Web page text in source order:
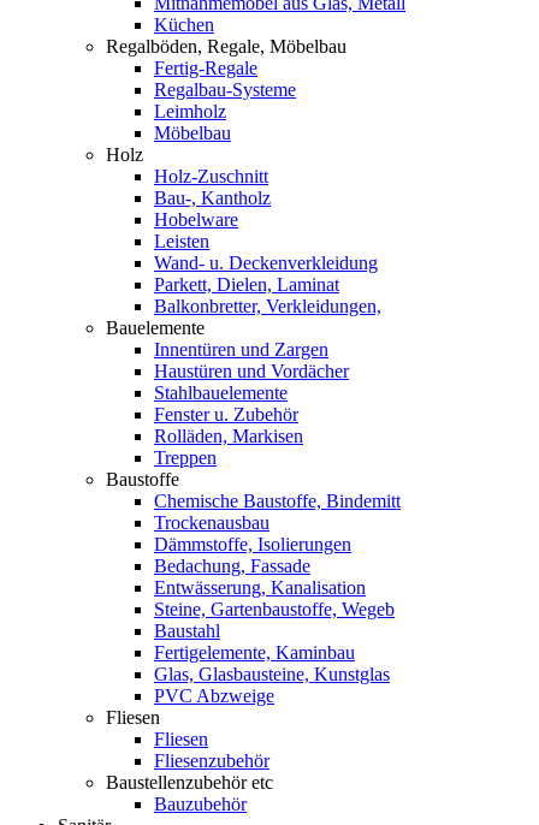
Küchen
Regalböden, Regale, Möbelbau
Fertig-Regale
Regalbau-Systeme
Leimholz
Möbelbau
Holz
Holz-Zuschnitt
Bau-, Kantholz
Hobelware
Leisten
Wand- u. Deckenverkleidung
Parkett, Dielen, Laminat
Balkonbretter, Verkleidungen,
Bauelemente
Innentüren und Zargen
Haustüren und Vordächer
Stahlbauelemente
Fenster u. Zubehör
Rolläden, Markisen
Treppen
Baustoffe
Chemische Baustoffe, Bindemitt
Trockenausbau
Dämmstoffe, Isolierungen
Bedachung, Fassade
Entwässerung, Kanalisation
Steine, Gartenbaustoffe, Wegeb
Baustahl
Fertigelemente, Kaminbau
Glas, Glasbausteine, Kunstglas
PVC Abzweige
Fliesen
Fliesen
Fliesenzubehör
Baustellenzubehör etc
Bauzubehör